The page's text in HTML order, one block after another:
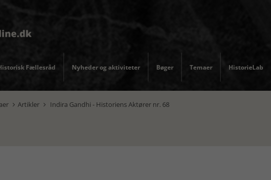
Fællesråd Nyheder og aktiviteter Bøger Temaer HistorieLab
 Artikler  Indira Gandhi - Historiens Aktører nr. 68